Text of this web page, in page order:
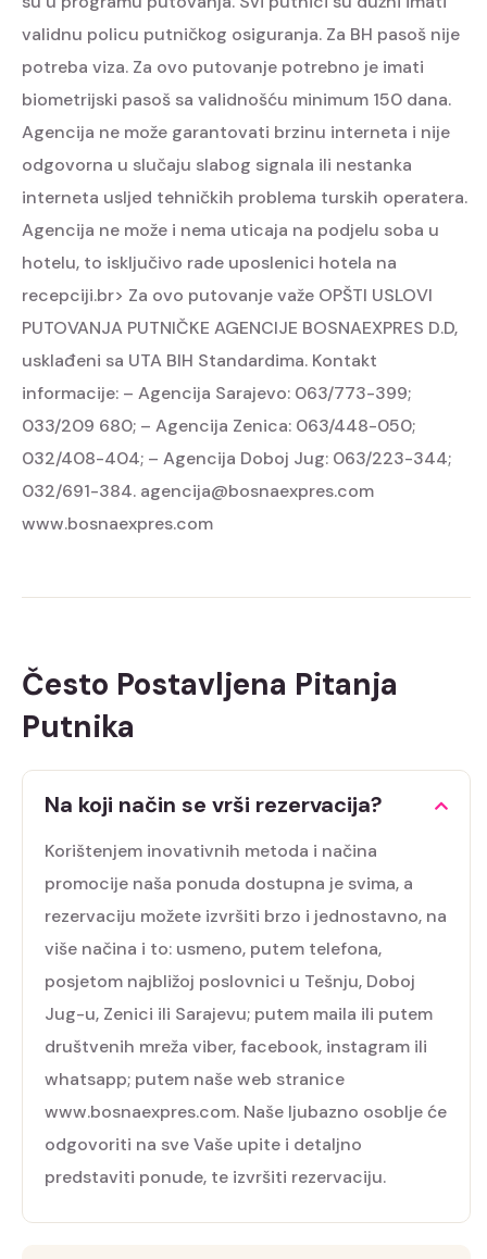
validnu policu putničkog osiguranja. Za BH pasoš nije
potreba viza. Za ovo putovanje potrebno je imati
biometrijski pasoš sa validnošću minimum 150 dana.
Agencija ne može garantovati brzinu interneta i nije
odgovorna u slučaju slabog signala ili nestanka
interneta usljed tehničkih problema turskih operatera.
Agencija ne može i nema uticaja na podjelu soba u
hotelu, to isključivo rade uposlenici hotela na
recepciji.br> Za ovo putovanje važe OPŠTI USLOVI
PUTOVANJA PUTNIČKE AGENCIJE BOSNAEXPRES D.D,
usklađeni sa UTA BIH Standardima. Kontakt
informacije: – Agencija Sarajevo: 063/773-399;
033/209 680; – Agencija Zenica: 063/448-050;
032/408-404; – Agencija Doboj Jug: 063/223-344;
032/691-384. agencija@bosnaexpres.com
www.bosnaexpres.com
Često Postavljena Pitanja
Putnika
Na koji način se vrši rezervacija?
Korištenjem inovativnih metoda i načina
promocije naša ponuda dostupna je svima, a
rezervaciju možete izvršiti brzo i jednostavno, na
više načina i to: usmeno, putem telefona,
posjetom najbližoj poslovnici u Tešnju, Doboj
Jug-u, Zenici ili Sarajevu; putem maila ili putem
društvenih mreža viber, facebook, instagram ili
whatsapp; putem naše web stranice
www.bosnaexpres.com. Naše ljubazno osoblje će
odgovoriti na sve Vaše upite i detaljno
predstaviti ponude, te izvršiti rezervaciju.